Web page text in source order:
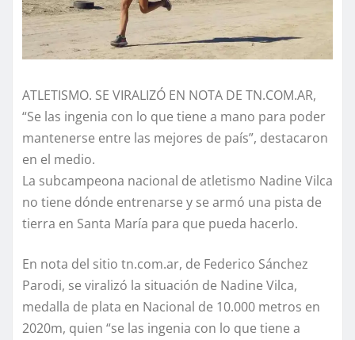
ATLETISMO. SE VIRALIZÓ EN NOTA DE TN.COM.AR,
“Se las ingenia con lo que tiene a mano para poder
mantenerse entre las mejores de país”, destacaron
en el medio.
La subcampeona nacional de atletismo Nadine Vilca
no tiene dónde entrenarse y se armó una pista de
tierra en Santa María para que pueda hacerlo.
En nota del sitio tn.com.ar, de Federico Sánchez
Parodi, se viralizó la situación de Nadine Vilca,
medalla de plata en Nacional de 10.000 metros en
2020m, quien “se las ingenia con lo que tiene a